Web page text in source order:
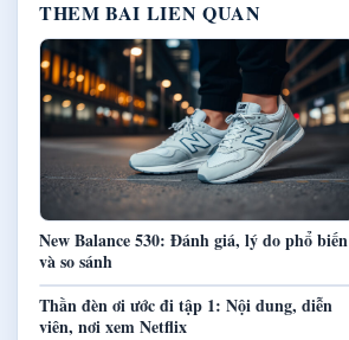
THEM BAI LIEN QUAN
New Balance 530: Đánh giá, lý do phổ biến
và so sánh
Thần đèn ơi ước đi tập 1: Nội dung, diễn
viên, nơi xem Netflix